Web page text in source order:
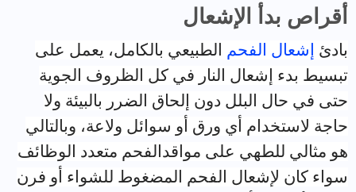
أقراص بدأ الإشعال
بادئ إشعال الفحم الطبيعي بالكامل، يعمل على
تبسيط بدء إشعال النار في كل الظروف الجوية
حتى في حال البلل دون إلحاق الضرر بالبيئة ولا
حاجة لاستخدام أي ورق أو سوائل ولاعة، وبالتالي
هو مثالي للطهي على مواقدالفحم متعدد الوظائف
سواء كان لإشعال الفحم المضغوط للشواء أو فرن